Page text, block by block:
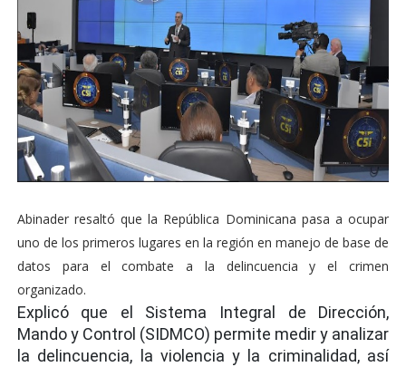
Abinader resaltó que la República Dominicana pasa a ocupar
uno de los primeros lugares en la región en manejo de base de
datos para el combate a la delincuencia y el crimen
organizado.
Explicó que el Sistema Integral de Dirección,
Mando y Control (SIDMCO) permite medir y analizar
la delincuencia, la violencia y la criminalidad, así